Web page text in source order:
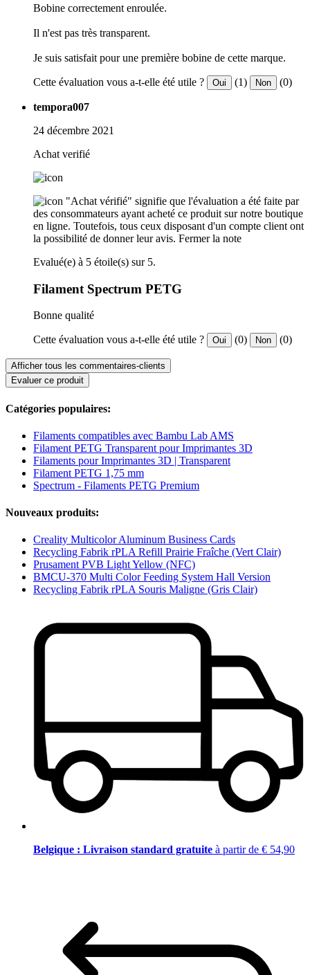
Bobine correctement enroulée.
Il n'est pas très transparent.
Je suis satisfait pour une première bobine de cette marque.
Cette évaluation vous a-t-elle été utile ? Oui (1) Non (0)
tempora007
24 décembre 2021
Achat verifié
"Achat vérifié" signifie que l'évaluation a été faite par
des consommateurs ayant acheté ce produit sur notre boutique
en ligne. Toutefois, tous ceux disposant d'un compte client ont
la possibilité de donner leur avis. Fermer la note
Evalué(e) à 5 étoile(s) sur 5.
Filament Spectrum PETG
Bonne qualité
Cette évaluation vous a-t-elle été utile ? Oui (0) Non (0)
Afficher tous les commentaires-clients
Evaluer ce produit
Catégories populaires:
Filaments compatibles avec Bambu Lab AMS
Filament PETG Transparent pour Imprimantes 3D
Filaments pour Imprimantes 3D | Transparent
Filament PETG 1,75 mm
Spectrum - Filaments PETG Premium
Nouveaux produits:
Creality Multicolor Aluminum Business Cards
Recycling Fabrik rPLA Refill Prairie Fraîche (Vert Clair)
Prusament PVB Light Yellow (NFC)
BMCU-370 Multi Color Feeding System Hall Version
Recycling Fabrik rPLA Souris Maligne (Gris Clair)
Belgique : Livraison standard gratuite à partir de € 54,90